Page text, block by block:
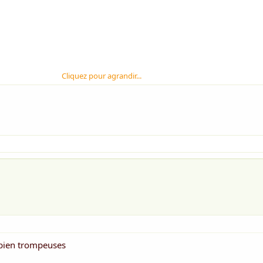
Cliquez pour agrandir...
trompeuses